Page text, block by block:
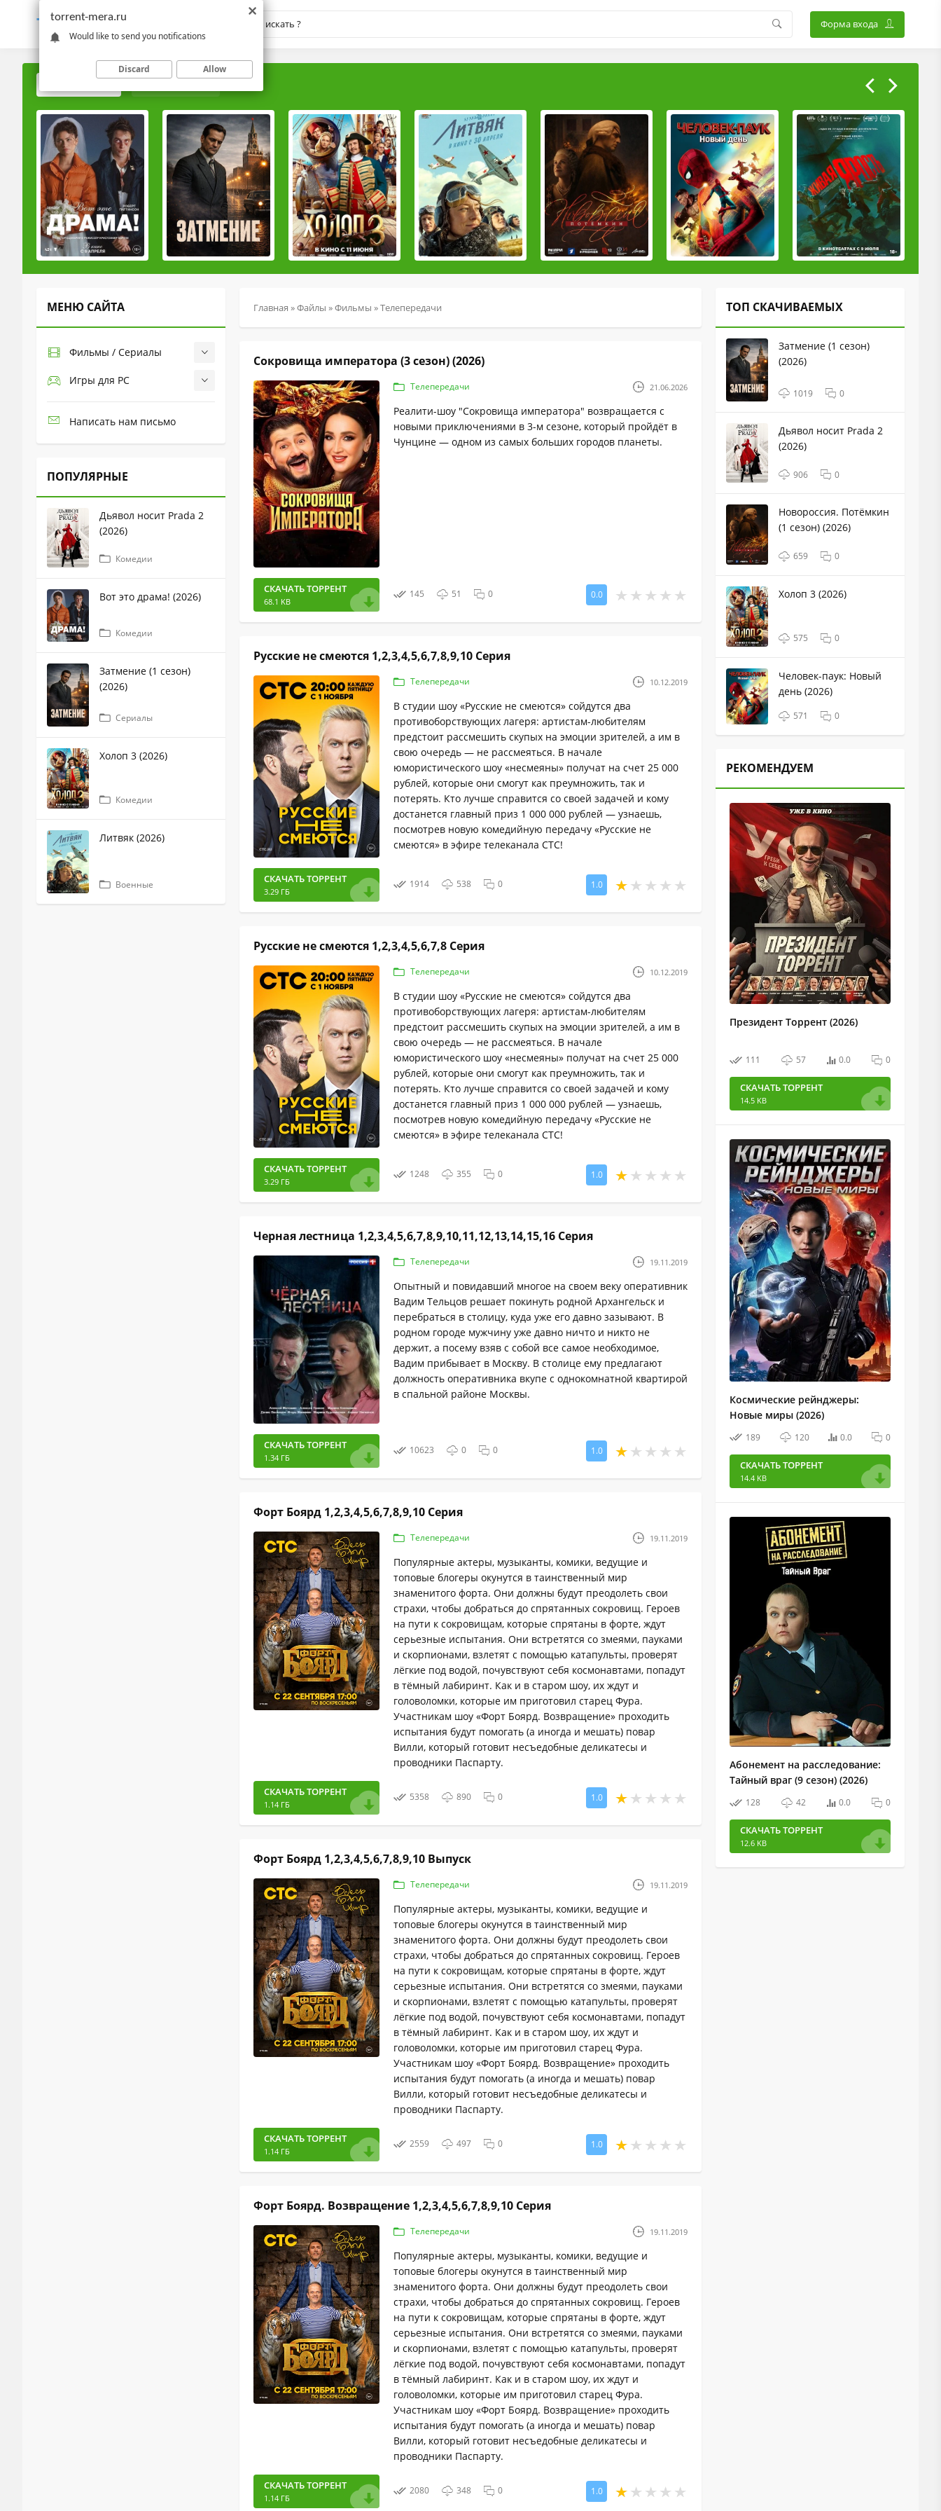
TORRENT-MERA.RU Форма входа
МЕНЮ САЙТА
Фильмы / Сериалы
Игры для PC
Написать нам письмо
ПОПУЛЯРНЫЕ
Дьявол носит Prada 2
(2026)
Комедии
Вот это драма! (2026)
Комедии
Затмение (1 сезон)
(2026)
Сериалы
Холоп 3 (2026)
Комедии
Литвяк (2026)
Военные
Главная »Файлы »Фильмы » Телепередачи
Сокровища императора (3 сезон) (2026)
СКАЧАТЬ ТОРРЕНТ
68.1 KB
Телепередачи 21.06.2026
Реалити-шоу "Сокровища императора" возвращается с
новыми приключениями в 3-м сезоне, который пройдёт в
Чунцине — одном из самых больших городов планеты.
145 51 0 0.0
Русские не смеются 1,2,3,4,5,6,7,8,9,10 Серия
СКАЧАТЬ ТОРРЕНТ
3.29 ГБ
Телепередачи 10.12.2019
В студии шоу «Русские не смеются» сойдутся два
противоборствующих лагеря: артистам-любителям
предстоит рассмешить скупых на эмоции зрителей, а им в
свою очередь — не рассмеяться. В начале
юмористического шоу «несмеяны» получат на счет 25 000
рублей, которые они смогут как преумножить, так и
потерять. Кто лучше справится со своей задачей и кому
достанется главный приз 1 000 000 рублей — узнаешь,
посмотрев новую комедийную передачу «Русские не
смеются» в эфире телеканала СТС!
1914 538 0 1.0
Русские не смеются 1,2,3,4,5,6,7,8 Серия
СКАЧАТЬ ТОРРЕНТ
3.29 ГБ
Телепередачи 10.12.2019
В студии шоу «Русские не смеются» сойдутся два
противоборствующих лагеря: артистам-любителям
предстоит рассмешить скупых на эмоции зрителей, а им в
свою очередь — не рассмеяться. В начале
юмористического шоу «несмеяны» получат на счет 25 000
рублей, которые они смогут как преумножить, так и
потерять. Кто лучше справится со своей задачей и кому
достанется главный приз 1 000 000 рублей — узнаешь,
посмотрев новую комедийную передачу «Русские не
смеются» в эфире телеканала СТС!
1248 355 0 1.0
Черная лестница 1,2,3,4,5,6,7,8,9,10,11,12,13,14,15,16 Серия
СКАЧАТЬ ТОРРЕНТ
1.34 ГБ
Телепередачи 19.11.2019
Опытный и повидавший многое на своем веку оперативник
Вадим Тельцов решает покинуть родной Архангельск и
перебраться в столицу, куда уже его давно зазывают. В
родном городе мужчину уже давно ничто и никто не
держит, а посему взяв с собой все самое необходимое,
Вадим прибывает в Москву. В столице ему предлагают
должность оперативника вкупе с однокомнатной квартирой
в спальной районе Москвы.
10623 0 0 1.0
Форт Боярд 1,2,3,4,5,6,7,8,9,10 Серия
СКАЧАТЬ ТОРРЕНТ
1.14 ГБ
Телепередачи 19.11.2019
Популярные актеры, музыканты, комики, ведущие и
топовые блогеры окунутся в таинственный мир
знаменитого форта. Они должны будут преодолеть свои
страхи, чтобы добраться до спрятанных сокровищ. Героев
на пути к сокровищам, которые спрятаны в форте, ждут
серьезные испытания. Они встретятся со змеями, пауками
и скорпионами, взлетят с помощью катапульты, проверят
лёгкие под водой, почувствуют себя космонавтами, попадут
в тёмный лабиринт. Как и в старом шоу, их ждут и
головоломки, которые им приготовил старец Фура.
Участникам шоу «Форт Боярд. Возвращение» проходить
испытания будут помогать (а иногда и мешать) повар
Вилли, который готовит несъедобные деликатесы и
проводники Паспарту.
5358 890 0 1.0
Форт Боярд 1,2,3,4,5,6,7,8,9,10 Выпуск
СКАЧАТЬ ТОРРЕНТ
1.14 ГБ
Телепередачи 19.11.2019
Популярные актеры, музыканты, комики, ведущие и
топовые блогеры окунутся в таинственный мир
знаменитого форта. Они должны будут преодолеть свои
страхи, чтобы добраться до спрятанных сокровищ. Героев
на пути к сокровищам, которые спрятаны в форте, ждут
серьезные испытания. Они встретятся со змеями, пауками
и скорпионами, взлетят с помощью катапульты, проверят
лёгкие под водой, почувствуют себя космонавтами, попадут
в тёмный лабиринт. Как и в старом шоу, их ждут и
головоломки, которые им приготовил старец Фура.
Участникам шоу «Форт Боярд. Возвращение» проходить
испытания будут помогать (а иногда и мешать) повар
Вилли, который готовит несъедобные деликатесы и
проводники Паспарту.
2559 497 0 1.0
Форт Боярд. Возвращение 1,2,3,4,5,6,7,8,9,10 Серия
СКАЧАТЬ ТОРРЕНТ
1.14 ГБ
Телепередачи 19.11.2019
Популярные актеры, музыканты, комики, ведущие и
топовые блогеры окунутся в таинственный мир
знаменитого форта. Они должны будут преодолеть свои
страхи, чтобы добраться до спрятанных сокровищ. Героев
на пути к сокровищам, которые спрятаны в форте, ждут
серьезные испытания. Они встретятся со змеями, пауками
и скорпионами, взлетят с помощью катапульты, проверят
лёгкие под водой, почувствуют себя космонавтами, попадут
в тёмный лабиринт. Как и в старом шоу, их ждут и
головоломки, которые им приготовил старец Фура.
Участникам шоу «Форт Боярд. Возвращение» проходить
испытания будут помогать (а иногда и мешать) повар
Вилли, который готовит несъедобные деликатесы и
проводники Паспарту.
2080 348 0 1.0
ТОП СКАЧИВАЕМЫХ
Затмение (1 сезон)
(2026)
1019 0
Дьявол носит Prada 2
(2026)
906 0
Новороссия. Потёмкин
(1 сезон) (2026)
659 0
Холоп 3 (2026)
575 0
Человек-паук: Новый
день (2026)
571 0
РЕКОМЕНДУЕМ
Президент Торрент (2026)
111 57 0.0 0
СКАЧАТЬ ТОРРЕНТ
14.5 KB
Космические рейнджеры:
Новые миры (2026)
189 120 0.0 0
СКАЧАТЬ ТОРРЕНТ
14.4 KB
Абонемент на расследование:
Тайный враг (9 сезон) (2026)
128 42 0.0 0
СКАЧАТЬ ТОРРЕНТ
12.6 KB
torrent-mera.ru
Would like to send you notifications
Discard Allow